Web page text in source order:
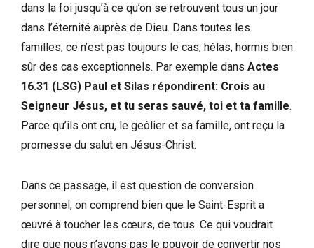
dans la foi jusqu’à ce qu’on se retrouvent tous un jour
dans l’éternité auprès de Dieu. Dans toutes les
familles, ce n’est pas toujours le cas, hélas, hormis bien
sûr des cas exceptionnels. Par exemple dans Actes
16.31 (LSG) Paul et Silas répondirent: Crois au
Seigneur Jésus, et tu seras sauvé, toi et ta famille.
Parce qu’ils ont cru, le geôlier et sa famille, ont reçu la
promesse du salut en Jésus-Christ.
Dans ce passage, il est question de conversion
personnel; on comprend bien que le Saint-Esprit a
œuvré à toucher les cœurs, de tous. Ce qui voudrait
dire que nous n’avons pas le pouvoir de convertir nos